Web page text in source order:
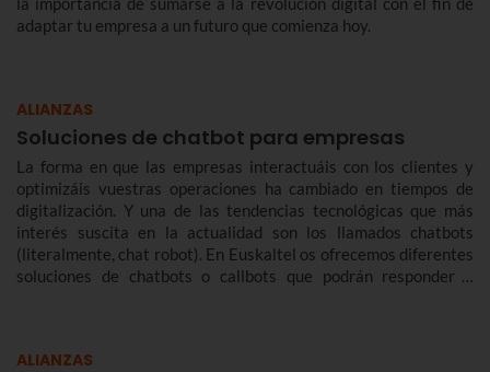
adaptar tu empresa a un futuro que comienza hoy.
ALIANZAS
Soluciones de chatbot para empresas
La forma en que las empresas interactuáis con los clientes y
optimizáis vuestras operaciones ha cambiado en tiempos de
digitalización. Y una de las tendencias tecnológicas que más
interés suscita en la actualidad son los llamados chatbots
(literalmente, chat robot). En Euskaltel os ofrecemos diferentes
soluciones de chatbots o callbots que podrán responder a
ALIANZAS